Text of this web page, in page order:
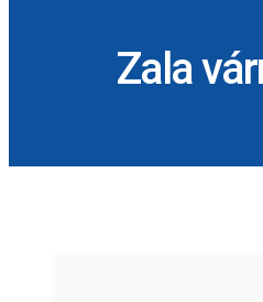
Zala